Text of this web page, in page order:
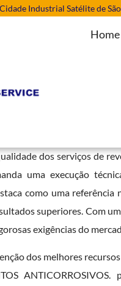
Industrial Satélite de
Home
Abrasivo
dos serviços de
uma execução
como uma
superiores. Com
exigências do
dos melhores